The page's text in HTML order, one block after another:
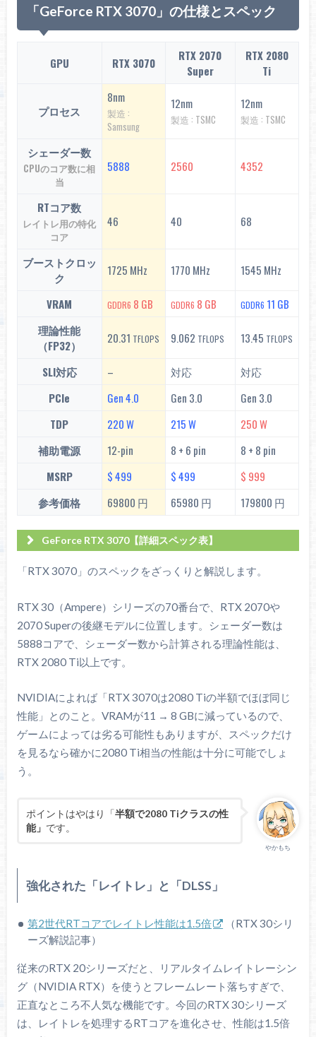
「GeForce RTX 3070」の仕様とスペック
GPU RTX 3070
RTX 2070
Super
RTX 2080
Ti
プロセス
8nm
製造 :
Samsung
12nm
製造 : TSMC
12nm
製造 : TSMC
シェーダー数
CPUのコア数に相
当
5888 2560 4352
RTコア数
レイトレ用の特化
コア
46 40 68
ブーストクロッ
ク
1725 MHz 1770 MHz 1545 MHz
VRAM GDDR6 8 GB GDDR6 8 GB GDDR6 11 GB
理論性能
（FP32）
20.31 TFLOPS 9.062 TFLOPS 13.45 TFLOPS
SLI対応 – 対応
対応
PCIe
Gen 4.0 Gen 3.0
Gen 3.0
TDP
220 W 215 W
250 W
補助電源
12-pin 8 + 6 pin
8 + 8 pin
MSRP
$ 499 $ 499
$ 999
参考価格
69800 円 65980 円 179800 円
GeForce RTX 3070【詳細スペック表】
GPU RTX 3070
RTX 2070
Super
RTX 2080
世代
Ampere Turing Turing
プロセス
8nm
製造 :
Samsung
12nm 12nm
ダイサイズ
392mm2 545mm2 754mm2
シェーダー数
CPUのコア数に相
5888 2560 4352
Texture Mapping
Unitのこと
184 160
Unitのこと
Tensorコア数
機械学習向けの特
RTコア数
レイトレ用の特化
46 40 68
「RTX 3070」のスペックをざっくりと解説します。
RTX 30（Ampere）シリーズの70番台で、RTX 2070や
2070 Superの後継モデルに位置します。シェーダー数は
5888コアで、シェーダー数から計算される理論性能は、
RTX 2080 Ti以上です。
NVIDIAによれば「RTX 3070は2080 Tiの半額でほぼ同じ
性能」とのこと。VRAMが11 → 8 GBに減っているので、
ゲームによっては劣る可能性もありますが、スペックだけ
を見るなら確かに2080 Ti相当の性能は十分に可能でしょ
う。
やかもち
ポイントはやはり「半額で2080 Tiクラスの性
能」 です。
強化された「レイトレ」と「DLSS」
第2世代RTコアでレイトレ性能は1.5倍
（RTX 30シリ
ーズ解説記事）
従来のRTX 20シリーズだと、リアルタイムレイトレーシン
グ（NVIDIA RTX）を使うとフレームレート落ちすぎで、
正直なところ不人気な機能です。今回のRTX 30シリーズ
は、レイトレを処理するRTコアを進化させ、性能は1.5倍